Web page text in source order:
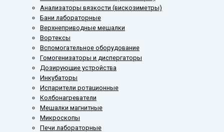
Анализаторы вязкости (вискозиметры)
Бани лабораторные
Верхнеприводные мешалки
Вортексы
Вспомогательное оборудование
Гомогенизаторы и диспергаторы
Дозирующие устройства
Инкубаторы
Испарители ротационные
Колбонагреватели
Мешалки магнитные
Микроскопы
Печи лабораторные